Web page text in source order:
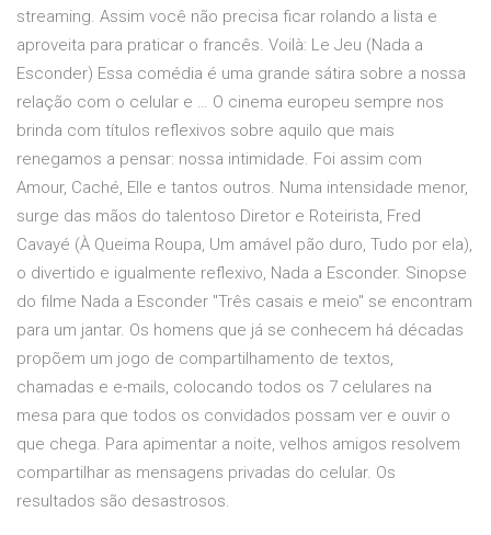
streaming. Assim você não precisa ficar rolando a lista e
aproveita para praticar o francês. Voilà: Le Jeu (Nada a
Esconder) Essa comédia é uma grande sátira sobre a nossa
relação com o celular e … O cinema europeu sempre nos
brinda com títulos reflexivos sobre aquilo que mais
renegamos a pensar: nossa intimidade. Foi assim com
Amour, Caché, Elle e tantos outros. Numa intensidade menor,
surge das mãos do talentoso Diretor e Roteirista, Fred
Cavayé (À Queima Roupa, Um amável pão duro, Tudo por ela),
o divertido e igualmente reflexivo, Nada a Esconder. Sinopse
do filme Nada a Esconder "Três casais e meio" se encontram
para um jantar. Os homens que já se conhecem há décadas
propõem um jogo de compartilhamento de textos,
chamadas e e-mails, colocando todos os 7 celulares na
mesa para que todos os convidados possam ver e ouvir o
que chega. Para apimentar a noite, velhos amigos resolvem
compartilhar as mensagens privadas do celular. Os
resultados são desastrosos.